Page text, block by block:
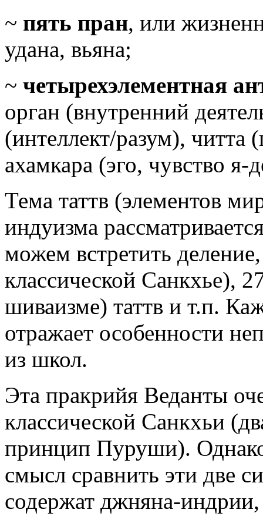
~ пять пран, или
удана, вьяна;
~ четырехэлементная
орган (внутренний
(интеллект/разум), читта
ахамкара (эго, чувство я-
Тема таттв (элементов
индуизма
можем встретить
классической Санкхье),
шиваизме) таттв и т.п.
отражает особенности
из школ.
Эта пракрийя Веданты
классической Санкхьи
принцип Пуруши). Однако
смысл сравнить эти две
содержат джняна-